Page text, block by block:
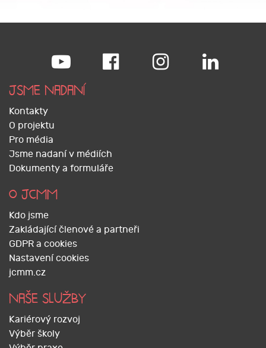
JSME NADANÍ
Kontakty
O projektu
Pro média
Jsme nadaní v médiích
Dokumenty a formuláře
O JCMM
Kdo jsme
Zakládající členové a partneři
GDPR a cookies
Nastavení cookies
jcmm.cz
NAŠE SLUŽBY
Kariérový rozvoj
Výběr školy